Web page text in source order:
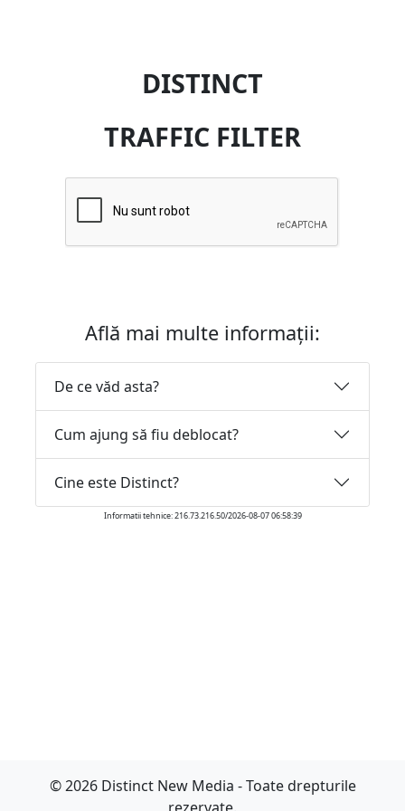
DISTINCT
TRAFFIC FILTER
Află mai multe informații:
De ce văd asta?
Cum ajung să fiu deblocat?
Cine este Distinct?
Informatii tehnice: 216.73.216.50/2026-08-07 06:58:39
© 2026 Distinct New Media - Toate drepturile